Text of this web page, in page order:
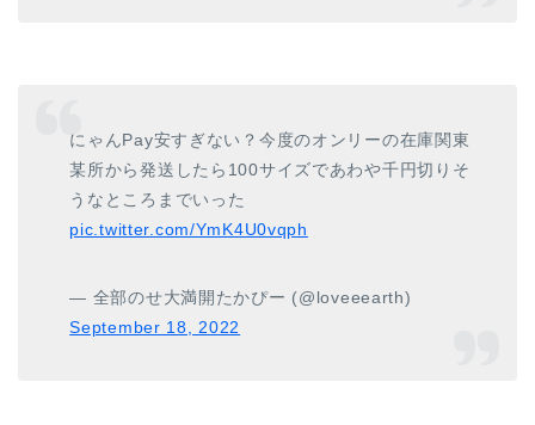
にゃんPay安すぎない？今度のオンリーの在庫関東
某所から発送したら100サイズであわや千円切りそ
うなところまでいった
pic.twitter.com/YmK4U0vqph
— 全部のせ大満開たかぴー (@loveeearth)
September 18, 2022